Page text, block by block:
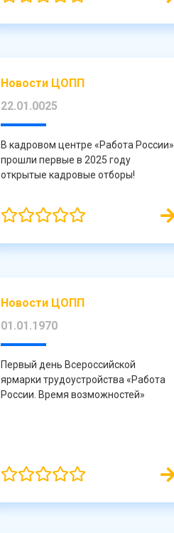
Новости ЦОПП
22.01.0025
В кадровом центре «Работа России»
прошли первые в 2025 году
открытые кадровые отборы!
Новости ЦОПП
01.01.1970
Первый день Всероссийской
ярмарки трудоустройства «Работа
России. Время возможностей»